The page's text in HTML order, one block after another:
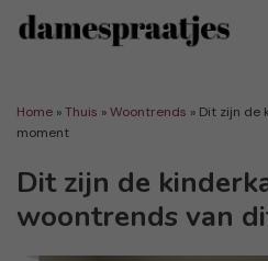
Home »Thuis »Woontrends » Dit zijn de
moment
Dit zijn de
woontrends van